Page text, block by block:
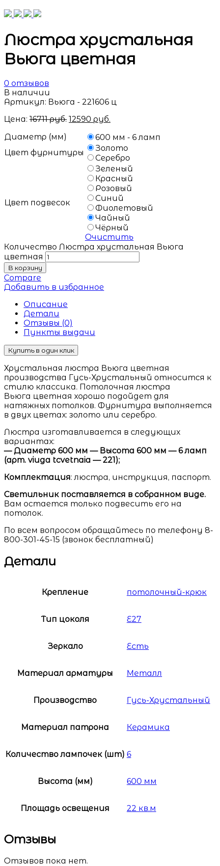
Люстра хрустальная
Вьюга цветная
0 отзывов
В наличии
Артикул: Вьюга - 221606 ц
Цена: 16711руб. 12590 руб.
Диаметр (мм)
600 мм - 6 ламп
Цвет фурнитуры
Золото
Серебро
Цвет подвесок
Зеленый
Красный
Розовый
Синий
Фиолетовый
Чайный
Чёрный
Очистить
Количество Люстра хрустальная Вьюга
цветная
В корзину
Compare
Добавить в избранное
Описание
Детали
Отзывы (0)
Пункты выдачи
Купить в один клик
Хрустальная люстра Вьюга цветная
производства Гусь-Хрустальный относится к
стилю классика. Потолочная люстра
Вьюга цветная хорошо подойдет для
натяжных потолков. Фурнитура выполняется
в двух цветах: золото или серебро.
Люстра изготавливается в следующих
вариантах:
— Диаметр 600 мм — Высота 600 мм — 6 ламп
(арт. viuga tcvetnaia — 221);
Комплектация: люстра, инструкция, паспорт.
Светильник поставляется в собранном виде.
Вам остается только подвесить его на
потолок.
По всем вопросом обращайтесь по телефону 8-
800-301-45-15 (звонок бесплатный)
Детали
Крепление потолочный-крюк
Тип цоколя E27
Зеркало Есть
Материал арматуры Металл
Производство Гусь-Хрустальный
Материал патрона Керамика
Количество лампочек (шт) 6
Высота (мм) 600 мм
Площадь освещения 22 кв.м
Отзывы
Отзывов пока нет.